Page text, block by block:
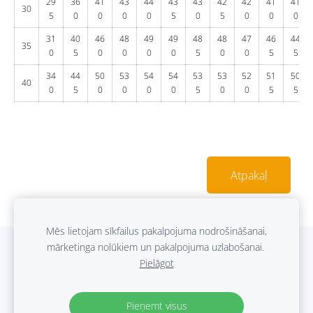
30
5
0
0
0
0
5
0
5
0
0
0
35
31
0
40
5
46
0
48
0
49
0
49
0
48
5
48
0
47
0
46
5
44
5
40
34
0
44
5
50
0
53
0
54
0
54
0
53
5
53
0
52
0
51
5
50
5
Atpakaļ
Sīkdatnes
Vet Pro SIA2017-2023 Sazināties ar mums
Mēs lietojam sīkfailus pakalpojuma nodrošināšanai,
mārketinga nolūkiem un pakalpojuma uzlabošanai.
Pielāgot
Pieņemt visus